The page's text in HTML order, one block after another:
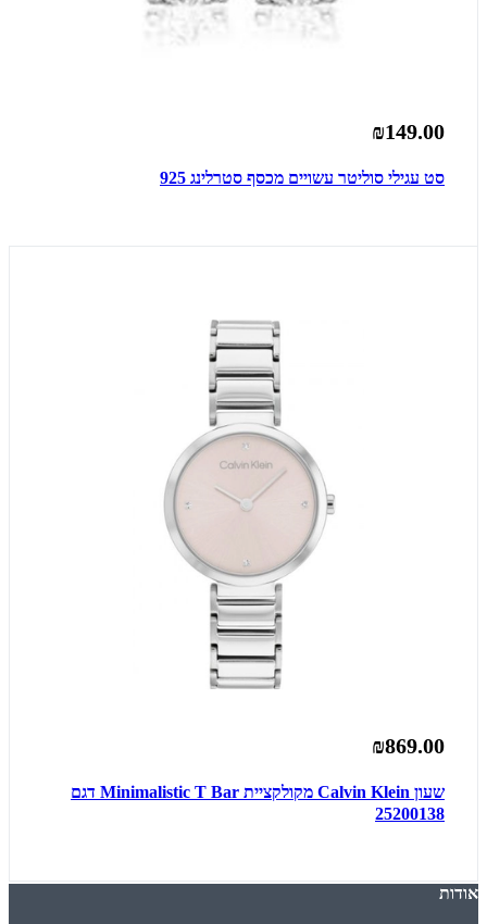
₪149.00
סט עגילי סוליטר עשויים מכסף סטרלינג 925
₪869.00
שעון Calvin Klein מקולקציית Minimalistic T Bar דגם
25200138
אודות